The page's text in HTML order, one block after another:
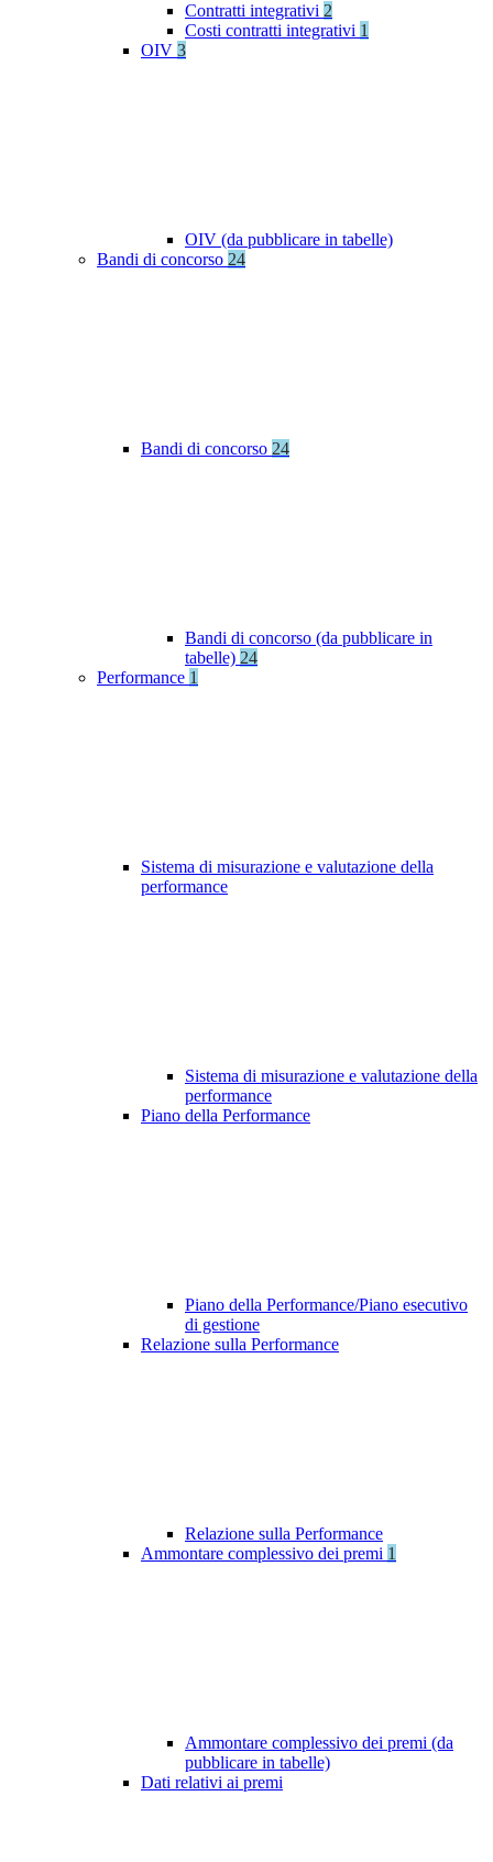
Contratti integrativi 2
Costi contratti integrativi 1
OIV 3
OIV (da pubblicare in tabelle)
Bandi di concorso 24
Bandi di concorso 24
Bandi di concorso (da pubblicare in
tabelle) 24
Performance 1
Sistema di misurazione e valutazione della
performance
Sistema di misurazione e valutazione della
performance
Piano della Performance
Piano della Performance/Piano esecutivo
di gestione
Relazione sulla Performance
Relazione sulla Performance
Ammontare complessivo dei premi 1
Ammontare complessivo dei premi (da
pubblicare in tabelle)
Dati relativi ai premi